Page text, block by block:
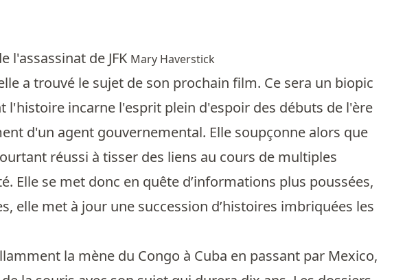
l'assassinat de JFK Mary Haverstick
a trouvé le sujet de son prochain film. Ce sera un biopic
incarne l'esprit plein d'espoir des débuts de l'ère
d'un agent gouvernemental. Elle soupçonne alors que
réussi à tisser des liens au cours de multiples
Elle se met donc en quête d’informations plus poussées,
elle met à jour une succession d’histoires imbriquées les
la mène du Congo à Cuba en passant par Mexico,